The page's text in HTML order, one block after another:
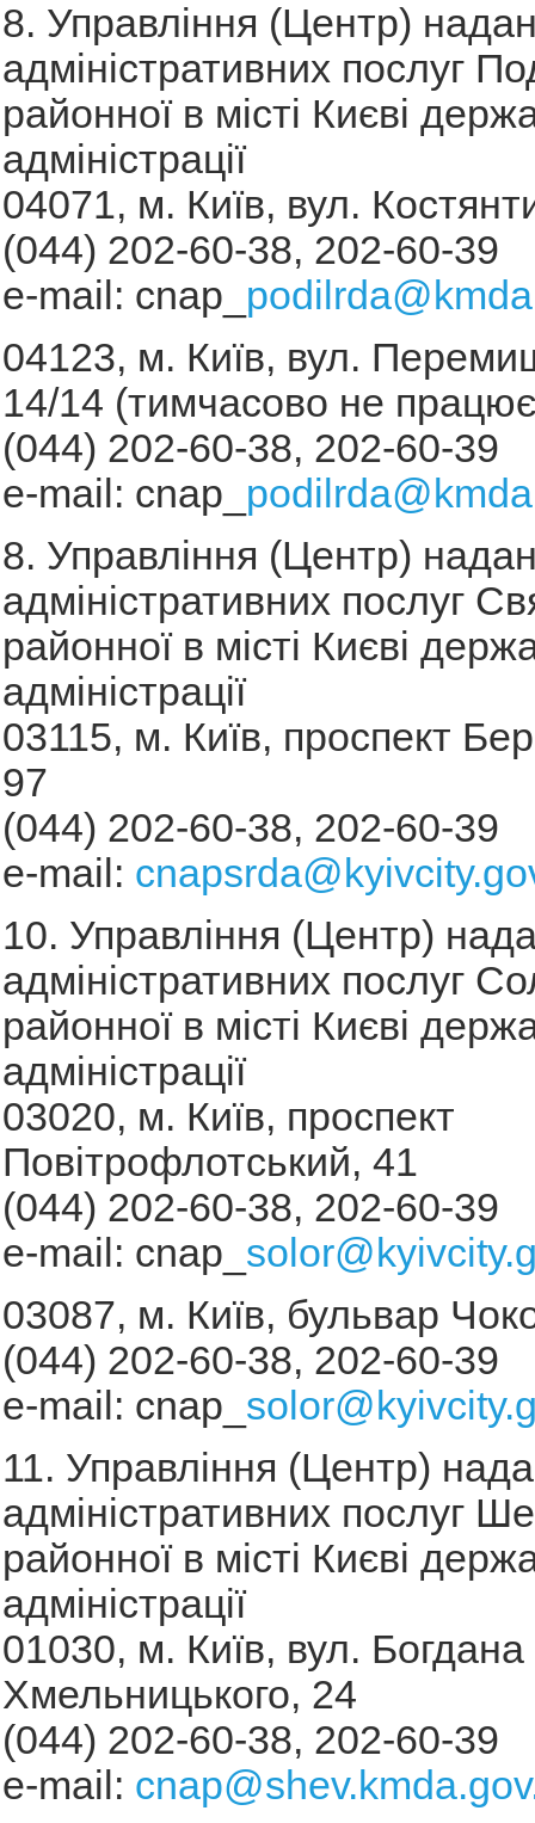
8. Управління (Центр)
адміністративних послуг
районної в місті Києві
адміністрації
04071, м. Київ, вул.
(044) 202-60-38, 202-60-39
е-mail: сnар_
04123, м. Київ, вул.
14/14 (тимчасово не
(044) 202-60-38, 202-60-39
е-mail: сnар_
8. Управління (Центр)
адміністративних послуг
районної в місті Києві
адміністрації
03115, м. Київ, проспект
97
(044) 202-60-38, 202-60-39
е-mail:
10. Управління (Центр)
адміністративних послуг
районної в місті Києві
адміністрації
03020, м. Київ, проспект
Повітрофлотський, 41
(044) 202-60-38, 202-60-39
e-mail: сnар_
03087, м. Київ, бульвар
(044) 202-60-38, 202-60-39
е-mail: сnар_
11. Управління (Центр)
адміністративних послуг
районної в місті Києві
адміністрації
01030, м. Київ, вул. Богдана
Хмельницького, 24
(044) 202-60-38, 202-60-39
e-mail: